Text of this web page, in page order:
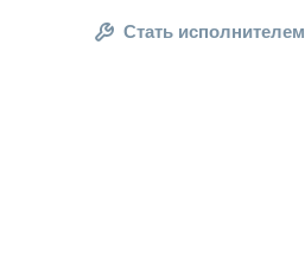
Стать исполнителем